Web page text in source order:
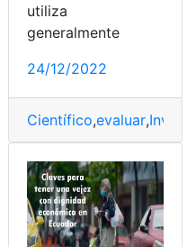
respuestas,sobre
utiliza
generalmente
24/12/2022
Científico,evaluar,